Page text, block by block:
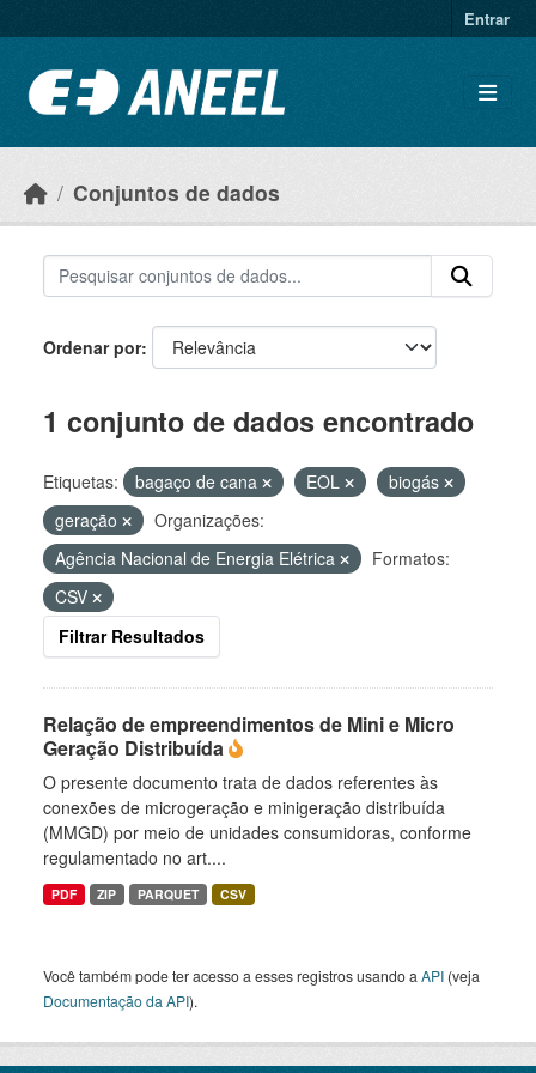
Entrar
Conjuntos de dados
Ordenar por
1 conjunto de dados encontrado
Etiquetas: bagaço de cana EOL
biogás
geração
Organizações:
Agência Nacional de Energia Elétrica
Formatos:
CSV
Filtrar Resultados
Relação de empreendimentos de Mini e Micro
Geração Distribuída
O presente documento trata de dados referentes às
conexões de microgeração e minigeração distribuída
(MMGD) por meio de unidades consumidoras, conforme
regulamentado no art....
PDF ZIP PARQUET CSV
Você também pode ter acesso a esses registros usando a API (veja
Documentação da API).